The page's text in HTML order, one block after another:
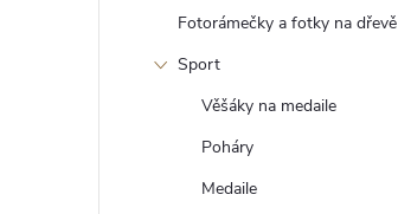
Fotorámečky a fotky na dřevě
Sport
Věšáky na medaile
Poháry
Medaile